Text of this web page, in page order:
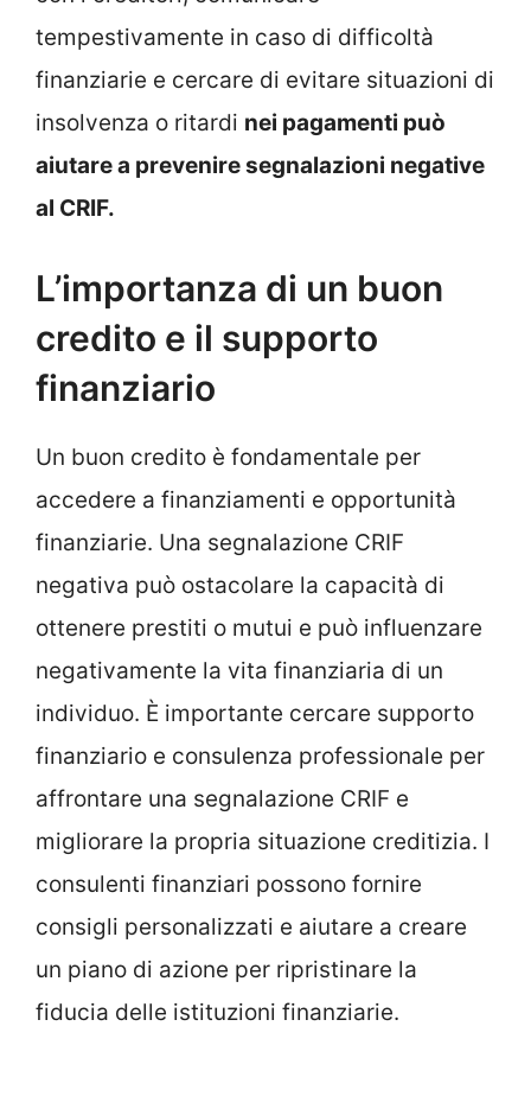
tempestivamente in caso di difficoltà
finanziarie e cercare di evitare situazioni di
insolvenza o ritardi nei pagamenti può
aiutare a prevenire segnalazioni negative
al CRIF.
L’importanza di un buon
credito e il supporto
finanziario
Un buon credito è fondamentale per
accedere a finanziamenti e opportunità
finanziarie. Una segnalazione CRIF
negativa può ostacolare la capacità di
ottenere prestiti o mutui e può influenzare
negativamente la vita finanziaria di un
individuo. È importante cercare supporto
finanziario e consulenza professionale per
affrontare una segnalazione CRIF e
migliorare la propria situazione creditizia. I
consulenti finanziari possono fornire
consigli personalizzati e aiutare a creare
un piano di azione per ripristinare la
fiducia delle istituzioni finanziarie.